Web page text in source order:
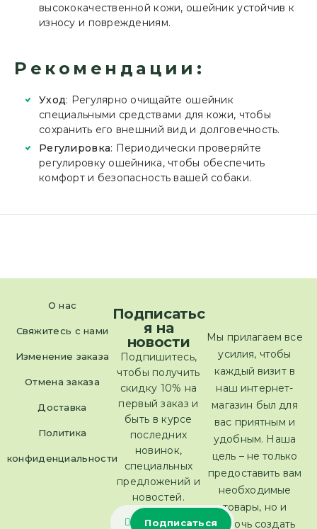
высококачественной кожи, ошейник устойчив к
износу и повреждениям.
Рекомендации:
Уход: Регулярно очищайте ошейник
специальными средствами для кожи, чтобы
сохранить его внешний вид и долговечность.
Регулировка: Периодически проверяйте
регулировку ошейника, чтобы обеспечить
комфорт и безопасность вашей собаки.
О нас
Свяжитесь с нами
Изменение заказа
Отмена заказа
Доставка
Политика
конфиденциальности
Мы прилагаем все
усилия, чтобы
каждый визит в
наш интернет-
магазин был для
вас приятным и
удобным. Наша
цель – не только
предоставить вам
необходимые
товары, но и
помочь создать
Подписатьс
я на
новости
Подпишитесь,
чтобы получить
скидку 10% на
первый заказ и
быть в курсе
последних
новинок,
специальных
предложений и
новостей.